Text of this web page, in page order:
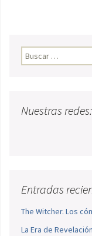
Buscar:
Nuestras redes:
Entradas
The Witcher. Los
La Era de